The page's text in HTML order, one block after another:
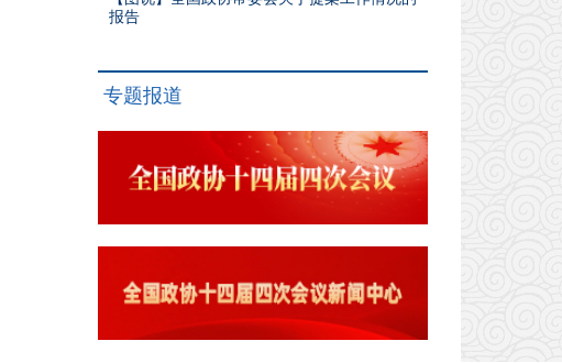
报告
专题报道